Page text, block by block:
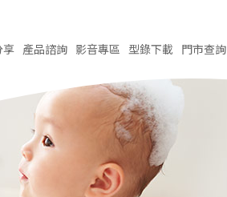
享 產品諮詢 影音專區 型錄下載 門市查詢